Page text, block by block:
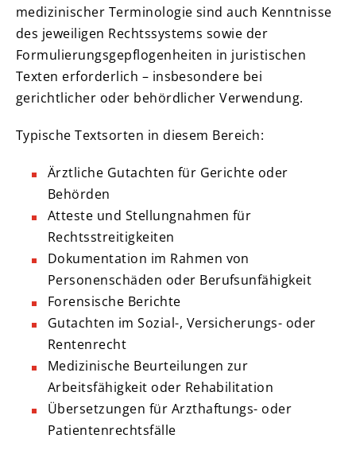
medizinischer Terminologie sind auch Kenntnisse
des jeweiligen Rechtssystems sowie der
Formulierungsgepflogenheiten in juristischen
Texten erforderlich – insbesondere bei
gerichtlicher oder behördlicher Verwendung.
Typische Textsorten in diesem Bereich:
Ärztliche Gutachten für Gerichte oder
Behörden
Atteste und Stellungnahmen für
Rechtsstreitigkeiten
Dokumentation im Rahmen von
Personenschäden oder Berufsunfähigkeit
Forensische Berichte
Gutachten im Sozial-, Versicherungs- oder
Rentenrecht
Medizinische Beurteilungen zur
Arbeitsfähigkeit oder Rehabilitation
Übersetzungen für Arzthaftungs- oder
Patientenrechtsfälle